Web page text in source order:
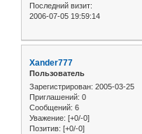
Последний визит:
2006-07-05 19:59:14
Xander777
Пользователь
Зарегистрирован: 2005-03-25
Приглашений: 0
Сообщений: 6
Уважение: [+0/-0]
Позитив: [+0/-0]